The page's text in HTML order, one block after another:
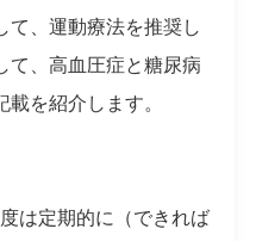
て、運動療法を推奨し
て、高血圧症と糖尿病
を紹介します。
は定期的に（できれば